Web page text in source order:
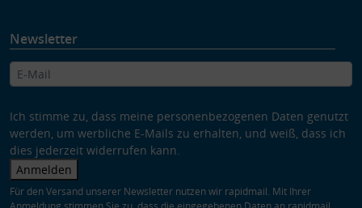
Newsletter
Ich stimme zu, dass meine personenbezogenen Daten genutzt
werden, um werbliche E-Mails zu erhalten, und weiß, dass ich
dies jederzeit widerrufen kann.
Anmelden
Für den Versand unserer Newsletter nutzen wir rapidmail. Mit Ihrer